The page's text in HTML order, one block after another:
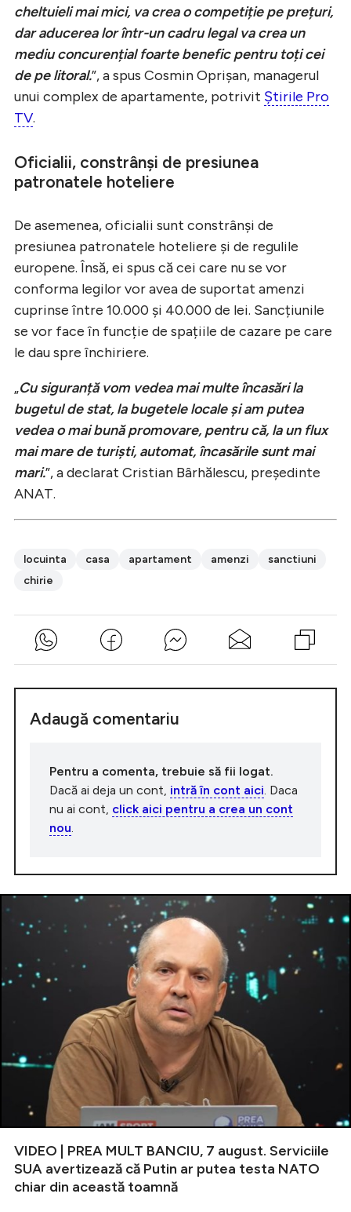
cheltuieli mai mici, va crea o competiție pe prețuri,
dar aducerea lor într-un cadru legal va crea un
mediu concurențial foarte benefic pentru toți cei
de pe litoral.”, a spus Cosmin Oprișan, managerul
unui complex de apartamente, potrivit Știrile Pro
TV.
Oficialii, constrânși de presiunea
patronatele hoteliere
De asemenea, oficialii sunt constrânși de
presiunea patronatele hoteliere și de regulile
europene. Însă, ei spus că cei care nu se vor
conforma legilor vor avea de suportat amenzi
cuprinse între 10.000 și 40.000 de lei. Sancțiunile
se vor face în funcție de spațiile de cazare pe care
le dau spre închiriere.
„Cu siguranță vom vedea mai multe încasări la
bugetul de stat, la bugetele locale și am putea
vedea o mai bună promovare, pentru că, la un flux
mai mare de turiști, automat, încasările sunt mai
mari.”, a declarat Cristian Bârhălescu, președinte
ANAT.
locuinta casa apartament amenzi
sanctiuni
chirie
Adaugă comentariu
Pentru a comenta, trebuie să fii logat.
Dacă ai deja un cont, intră în cont aici . Daca
nu ai cont, click aici pentru a crea un cont
nou
VIDEO | PREA MULT BANCIU, 7 august. Serviciile
SUA avertizează că Putin ar putea testa NATO
chiar din această toamnă